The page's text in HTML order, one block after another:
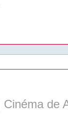
Cinéma de